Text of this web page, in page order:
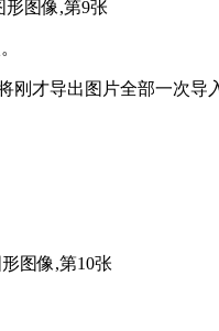
才导出图片全部一次导入